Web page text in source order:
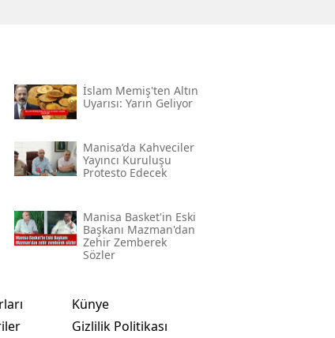
İslam Memiş'ten Altın
Uyarısı: Yarın Geliyor
Manisa’da Kahveciler
Yayıncı Kuruluşu
Protesto Edecek
Manisa Basket'in Eski
Başkanı Mazman'dan
Zehir Zemberek
Sözler
Künye
Gizlilik Politikası